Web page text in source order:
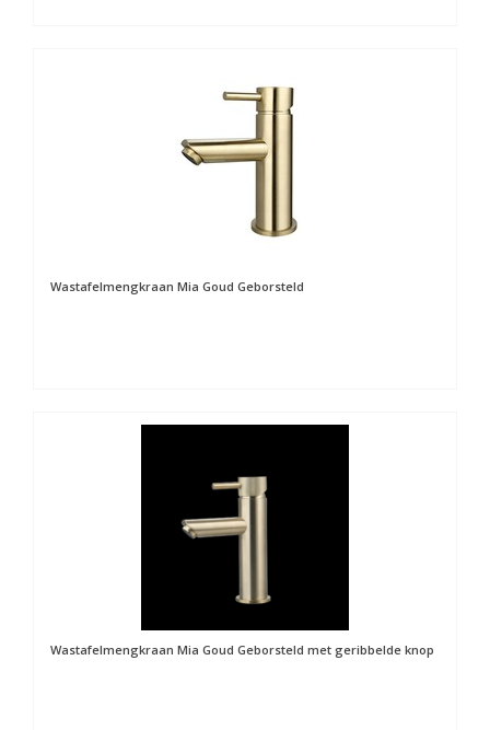
Wastafelmengkraan Mia Goud Geborsteld
Wastafelmengkraan Mia Goud Geborsteld met geribbelde knop